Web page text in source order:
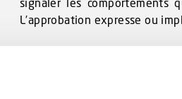
signaler les comportements
L’approbation expresse ou
Pour la version complète